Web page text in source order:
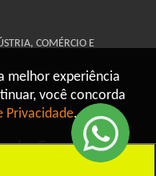
melhor experiência
você concorda
Privacidade.
COMÉRCIO E
Grupo IW8